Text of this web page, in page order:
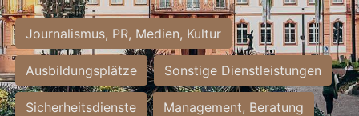
Journalismus, PR, Medien, Kultur
Ausbildungsplätze Sonstige Dienstleistungen
Sicherheitsdienste Management, Beratung